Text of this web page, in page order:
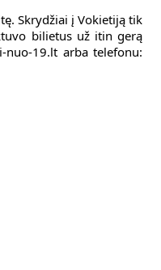
Skrydžiai į Vokietiją tik
bilietus už itin gerą
nuo-19.lt arba telefonu: